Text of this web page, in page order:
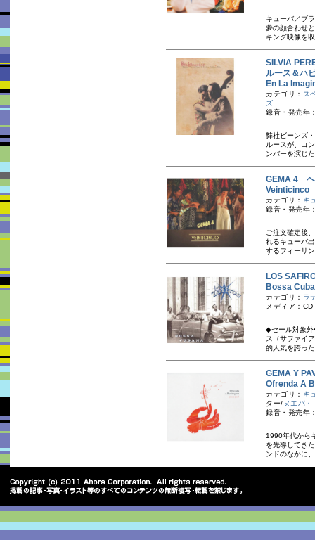
キューバ／ブ
夢の顔合わせ
キング映像を
SILVIA
ルース＆ハ
En La
カテゴリ： ス
ズ
録音・発売
弊社ビーンズ
ルースが、コ
ンバーを演じ
GEMA 4 ヘ
Veinticinco
カテゴリ： キ
録音・発売年
ご注文確定後
れるキューバ
するフィーリ
LOS
Bossa
カテゴリ： ラ
メディア：CD
◆セール対象外
ス（サファイ
的人気を誇っ
GEMA Y
Ofrenda A
カテゴリ： キ
ター/ ヌエバ・
録音・発売年
1990年代から
を先導してき
ンドのなかに